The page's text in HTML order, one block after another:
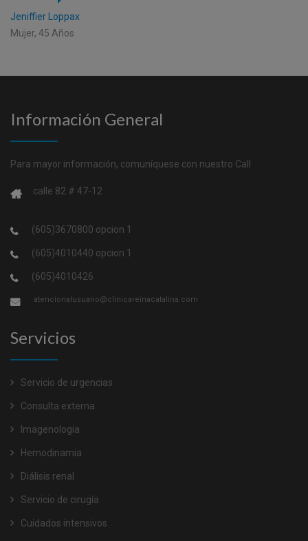
Jeniffier Loppax
Mujer, 45 Años
Información General
Para mayor información, comuníquese con nuestro Call
calle 82 # 47-12
(605)3670800 opcion 1
(605)4010440 opcion 1
(605)4010426
atencionalusuario@clinicareinacatalina.com
Servicios
Servicio de urgencias
Consulta externa
Imagenologia
Hemodinamia
Diálisis renal
Servicio de cirugía
Cuidados intensivos